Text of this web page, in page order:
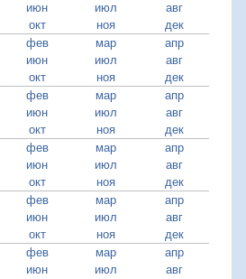
июн июл
авг
окт ноя
дек
фев мар
апр
июн июл
авг
окт ноя
дек
фев мар
апр
июн июл
авг
окт ноя
дек
фев мар
апр
июн июл
авг
окт ноя
дек
фев мар
апр
июн июл
авг
окт ноя
дек
фев мар
апр
июн июл
авг